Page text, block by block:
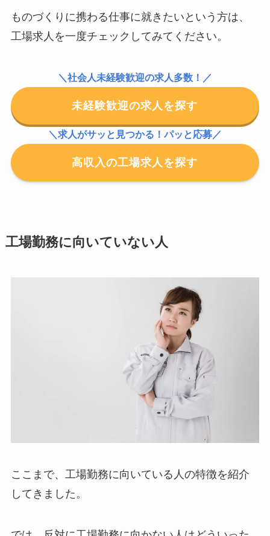
ものづくりに携わる仕事に就きたいという方は、
工場求人を一度チェックしてみてください。
＼社会人未経験歓迎の求人多数！／
未経験歓迎の求人を探す
＼求人がサッと見つかる！パッと応募／
高収入の工場求人を探す
工場勤務に向いていない人
ここまで、工場勤務に向いている人の特徴を紹介
してきました。